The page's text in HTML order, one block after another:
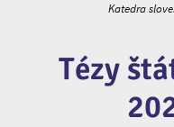
Katedra
Tézy